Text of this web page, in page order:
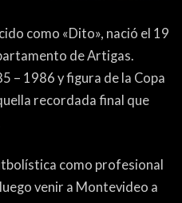
FUTSAL FEMENINO
ATLETISMO
como «Dito», nació el 19
de Artigas.
– 1986 y figura de la Copa
recordada final que
como profesional
venir a Montevideo a